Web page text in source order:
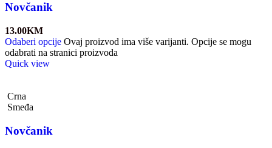
Novčanik
13.00KM
Odaberi opcije Ovaj proizvod ima više varijanti. Opcije se mogu
odabrati na stranici proizvoda
Quick view
Crna
Smeđa
Novčanik